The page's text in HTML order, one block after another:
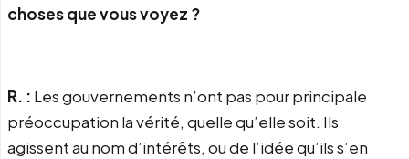
choses que vous voyez ?
R. : Les gouvernements n’ont pas pour principale
préoccupation la vérité, quelle qu’elle soit. Ils
agissent au nom d’intérêts, ou de l’idée qu’ils s’en